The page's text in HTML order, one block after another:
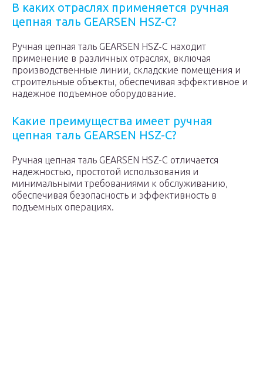
В каких отраслях применяется ручная
цепная таль GEARSEN HSZ-C?
Ручная цепная таль GEARSEN HSZ-C находит
применение в различных отраслях, включая
производственные линии, складские помещения и
строительные объекты, обеспечивая эффективное и
надежное подъемное оборудование.
Какие преимущества имеет ручная
цепная таль GEARSEN HSZ-C?
Ручная цепная таль GEARSEN HSZ-C отличается
надежностью, простотой использования и
минимальными требованиями к обслуживанию,
обеспечивая безопасность и эффективность в
подъемных операциях.